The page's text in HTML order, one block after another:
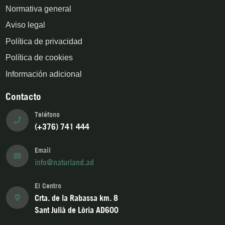
Normativa general
Aviso legal
Política de privacidad
Política de cookies
Información adicional
Contacto
Teléfono
(+376) 741 444
Email
info@naturland.ad
El Centro
Crta. de la Rabassa km. 8
Sant Julià de Lòria AD600